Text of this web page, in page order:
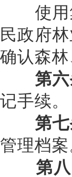
使用集
民政府
确认森
第
记手续。
第
管理档案
第